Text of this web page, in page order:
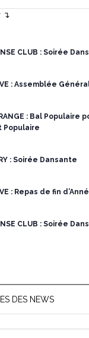
↴
CLUB : Soirée
: Assemblée
: Bal Populaire
Populaire
: Soirée Dansante
: Repas de fin
CLUB : Soirée
DES NEWS